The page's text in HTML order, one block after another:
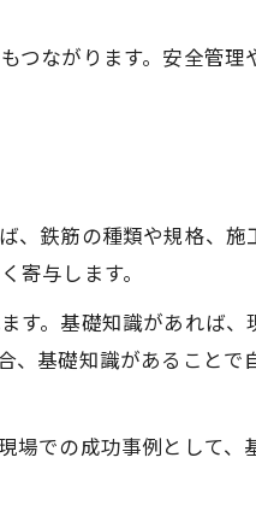
つながります。安全管理
、鉄筋の種類や規格、施
寄与します。
す。基礎知識があれば、
基礎知識があることで
場での成功事例として、